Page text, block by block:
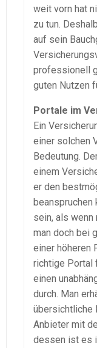
weit vorn hat
zu tun.
auf sein
professionell
guten Nutzen
Portale im
Ein
einer solchen
Bedeutung.
einem
er den
beanspruchen
sein, als
man doch bei
einer höheren
richtige Portal
einen
durch. Man
übersichtliche
Anbieter mit
dessen ist es